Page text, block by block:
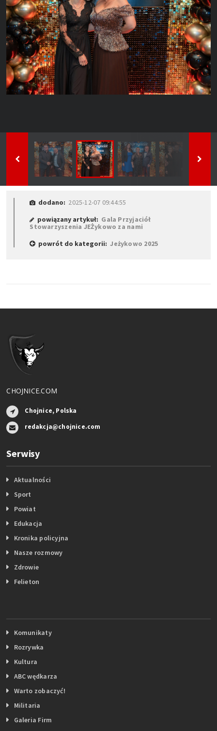
dodano: 2025-12-07 09:44:55
powiązany artykuł: Gala Przyjaciół
Stowarzyszenia JEŻykowo za nami
powrót do kategorii:Jeżykowo 2025
CHOJNICE.COM
Chojnice, Polska
redakcja@chojnice.com
Serwisy
Aktualności
Sport
Powiat
Edukacja
Kronika policyjna
Nasze rozmowy
Zdrowie
Felieton
Komunikaty
Rozrywka
Kultura
ABC wędkarza
Warto zobaczyć!
Militaria
Galeria Firm